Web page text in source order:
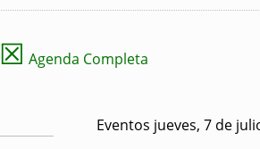
☒ Agenda Completa
Eventos jueves, 7 de